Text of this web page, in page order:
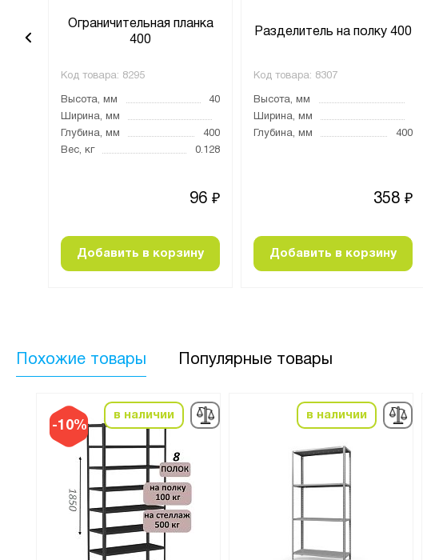
Ограничительная планка
400
Код товара: 8295
Высота, мм
40
Ширина, мм
Глубина, мм
400
Вес, кг
0.128
96 ₽
Добавить в корзину
Разделитель на полку 400
Код товара: 8307
Высота, мм
Ширина, мм
Глубина, мм
400
358 ₽
Добавить в корзину
Похожие товары Популярные товары
-10%
в наличии в наличии